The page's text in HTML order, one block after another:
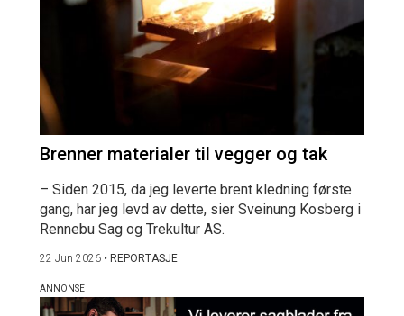
Brenner materialer til vegger og tak
– Siden 2015, da jeg leverte brent kledning første
gang, har jeg levd av dette, sier Sveinung Kosberg i
Rennebu Sag og Trekultur AS.
22 Jun 2026 • REPORTASJE